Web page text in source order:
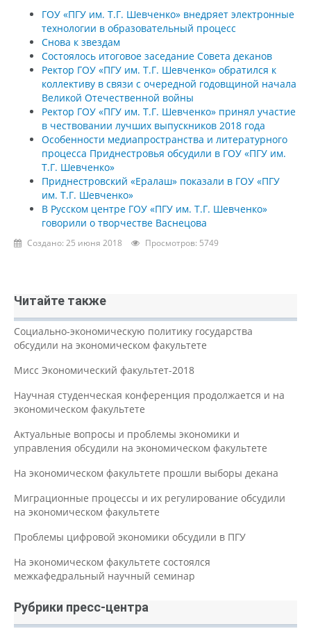
ГОУ «ПГУ им. Т.Г. Шевченко» внедряет электронные
технологии в образовательный процесс
Снова к звездам
Состоялось итоговое заседание Совета деканов
Ректор ГОУ «ПГУ им. Т.Г. Шевченко» обратился к
коллективу в связи с очередной годовщиной начала
Великой Отечественной войны
Ректор ГОУ «ПГУ им. Т.Г. Шевченко» принял участие
в чествовании лучших выпускников 2018 года
Особенности медиапространства и литературного
процесса Приднестровья обсудили в ГОУ «ПГУ им.
Т.Г. Шевченко»
Приднестровский «Ералаш» показали в ГОУ «ПГУ
им. Т.Г. Шевченко»
В Русском центре ГОУ «ПГУ им. Т.Г. Шевченко»
говорили о творчестве Васнецова
Создано: 25 июня 2018 Просмотров: 5749
Читайте также
Социально-экономическую политику государства
обсудили на экономическом факультете
Мисс Экономический факультет-2018
Научная студенческая конференция продолжается и на
экономическом факультете
Актуальные вопросы и проблемы экономики и
управления обсудили на экономическом факультете
На экономическом факультете прошли выборы декана
Миграционные процессы и их регулирование обсудили
на экономическом факультете
Проблемы цифровой экономики обсудили в ПГУ
На экономическом факультете состоялся
межкафедральный научный семинар
Рубрики пресс-центра